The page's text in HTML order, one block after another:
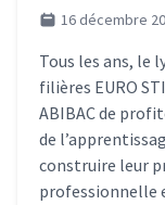
16 décembre
Tous les ans, le
filières EURO
ABIBAC de
de
construire leur
professionnelle